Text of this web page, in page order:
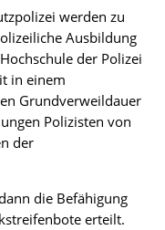
werden zu
Ausbildung
der Polizei
in einem
Grundverweildauer
Polizisten von
der
die Befähigung
erteilt.